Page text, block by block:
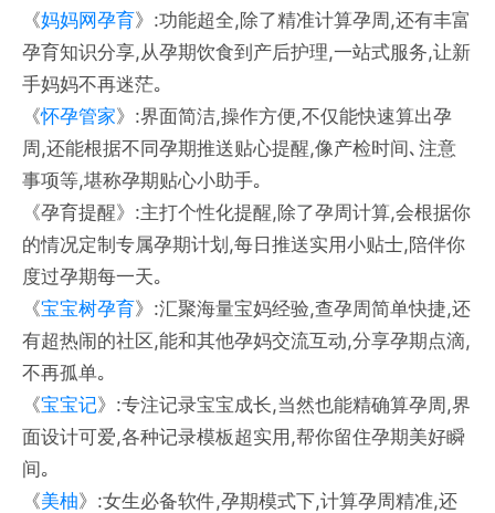
《妈妈网孕育》:功能超全,除了精准计算孕周,还有丰富
孕育知识分享,从孕期饮食到产后护理,一站式服务,让新
手妈妈不再迷茫｡
《怀孕管家》:界面简洁,操作方便,不仅能快速算出孕
周,还能根据不同孕期推送贴心提醒,像产检时间､注意
事项等,堪称孕期贴心小助手｡
《孕育提醒》:主打个性化提醒,除了孕周计算,会根据你
的情况定制专属孕期计划,每日推送实用小贴士,陪伴你
度过孕期每一天｡
《宝宝树孕育》:汇聚海量宝妈经验,查孕周简单快捷,还
有超热闹的社区,能和其他孕妈交流互动,分享孕期点滴,
不再孤单｡
《宝宝记》:专注记录宝宝成长,当然也能精确算孕周,界
面设计可爱,各种记录模板超实用,帮你留住孕期美好瞬
间｡
《美柚》:女生必备软件,孕期模式下,计算孕周精准,还